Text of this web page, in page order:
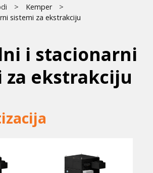
Kemper
sistemi za ekstrakciju
i stacionarni
za ekstrakciju